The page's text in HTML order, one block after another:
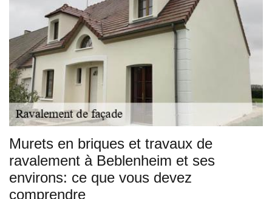
Murets en briques et travaux de
ravalement à Beblenheim et ses
environs: ce que vous devez
comprendre